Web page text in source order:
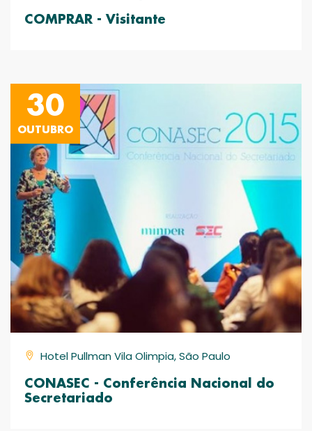
COMPRAR - Visitante
30
OUTUBRO
Hotel Pullman Vila Olimpia, São Paulo
CONASEC - Conferência Nacional do
Secretariado